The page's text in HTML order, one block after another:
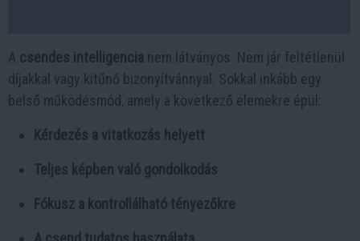
A csendes intelligencia nem látványos. Nem jár feltétlenül
díjakkal vagy kitűnő bizonyítvánnyal. Sokkal inkább egy
belső működésmód, amely a következő elemekre épül:
Kérdezés a vitatkozás helyett
Teljes képben való gondolkodás
Fókusz a kontrollálható tényezőkre